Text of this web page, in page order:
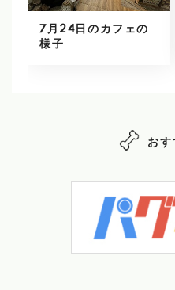
7月24日のカフェの
様子
おす